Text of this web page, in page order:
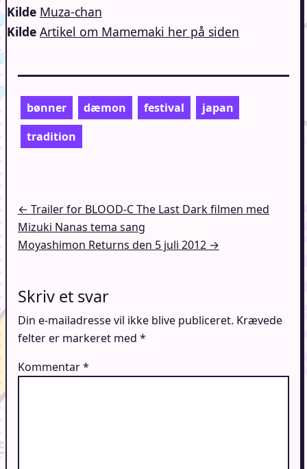
Kilde Muza-chan
Kilde Artikel om Mamemaki her på siden
bønner dæmon festival
japan
tradition
Indlægsnavigation
← Trailer for BLOOD-C The Last Dark filmen med
Mizuki Nanas tema sang
Moyashimon Returns den 5 juli 2012 →
Skriv et svar
Din e-mailadresse vil ikke blive publiceret. Krævede
felter er markeret med *
Kommentar*